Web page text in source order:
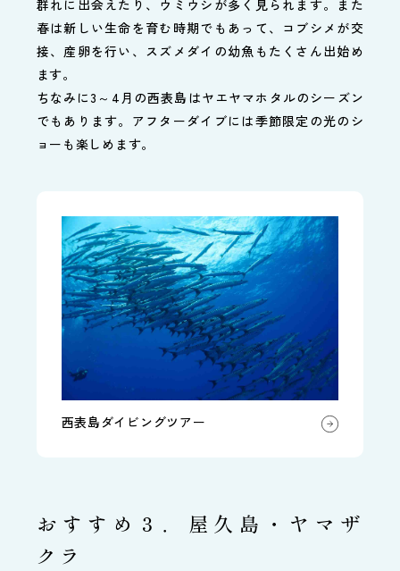
群れに出会えたり、ウミウシが多く見られます。また
春は新しい生命を育む時期でもあって、コブシメが交
接、産卵を行い、スズメダイの幼魚もたくさん出始め
ます。
ちなみに3～4月の西表島はヤエヤマホタルのシーズン
でもあります。アフターダイブには季節限定の光のシ
ョーも楽しめます。
西表島ダイビングツアー
おすすめ３．屋久島・ヤマザ
クラ